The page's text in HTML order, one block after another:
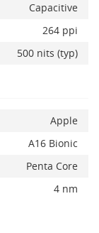
Capacitive
264 ppi
500 nits (typ)
Apple
A16 Bionic
Penta Core
4 nm